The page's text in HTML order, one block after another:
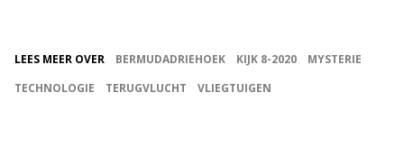
LEES MEER OVER BERMUDADRIEHOEK KIJK 8-2020
MYSTERIE
TECHNOLOGIE
TERUGVLUCHT VLIEGTUIGEN